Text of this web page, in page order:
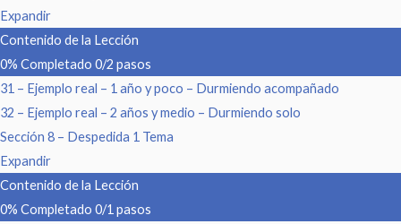
Expandir
Contenido de la Lección
0% Completado 0/2 pasos
31 – Ejemplo real – 1 año y poco – Durmiendo acompañado
32 – Ejemplo real – 2 años y medio – Durmiendo solo
Sección 8 – Despedida 1 Tema
Expandir
Contenido de la Lección
0% Completado 0/1 pasos